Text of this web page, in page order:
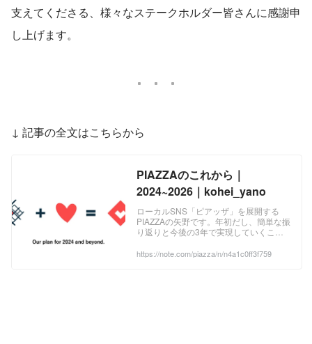
支えてくださる、様々なステークホルダー皆さんに感謝申
し上げます。
↓ 記事の全文はこちらから
PIAZZAのこれから｜
2024~2026｜kohei_yano
ローカルSNS「ピアッザ」を展開する
PIAZZAの矢野です。年初だし、簡単な振
り返りと今後の3年で実現していくこと
る。Year of FOCUS 2023年は、絞り・
https://note.com/piazza/n/n4a1c0ff3f759